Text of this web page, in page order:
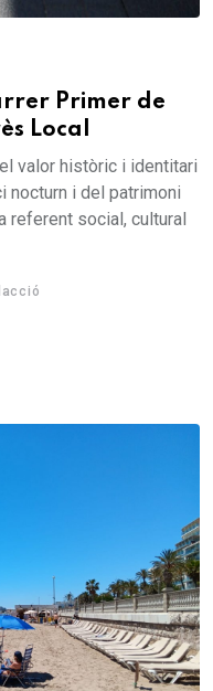
Primer de
Local
valor històric i identitari
nocturn i del patrimoni
referent social, cultural